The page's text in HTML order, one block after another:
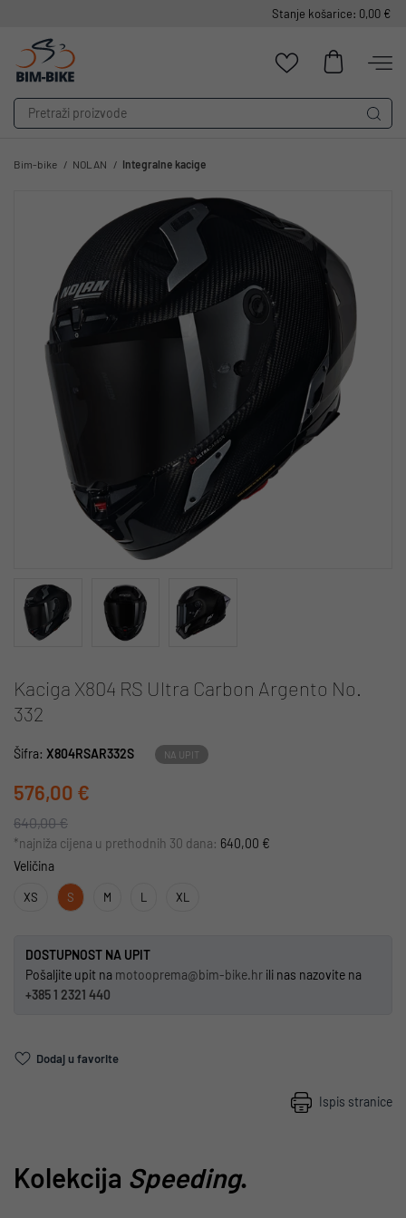
Stanje košarice: 0,00 €
Bim-bike NOLAN Integralne kacige
Kaciga X804 RS Ultra Carbon Argento No.
332
Šifra: X804RSAR332S NA UPIT
576,00 €
640,00 €
*najniža cijena u prethodnih 30 dana: 640,00 €
Veličina
XS S M L XL
DOSTUPNOST NA UPIT
Pošaljite upit na motooprema@bim-bike.hr ili nas nazovite na
+385 1 2321 440
Dodaj u favorite
Ispis stranice
Kolekcija Speeding.